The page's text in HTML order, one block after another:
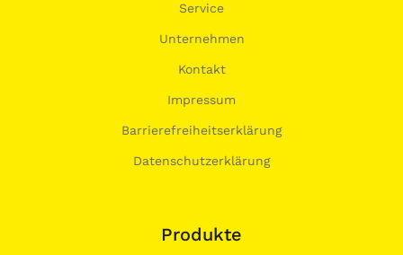
Service
Unternehmen
Kontakt
Impressum
Barrierefreiheitserklärung
Datenschutzerklärung
Produkte